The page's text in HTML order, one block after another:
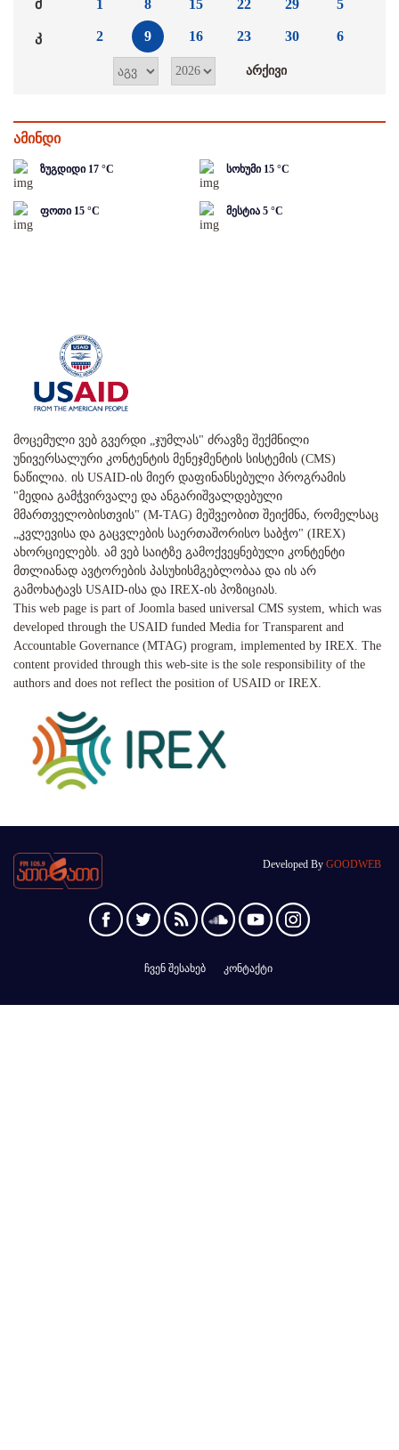
შ
კ
1
2
8
9
15
16
22
23
29
30
5
6
ამინდი
ზუგდიდი 17 °C სოხუმი 15 °C
ფოთი 15 °C მესტია 5 °C
მოცემული ვებ გვერდი „ჯუმლას" ძრავზე შექმნილი
უნივერსალური კონტენტის მენეჯმენტის სისტემის (CMS)
ნაწილია. ის USAID-ის მიერ დაფინანსებული პროგრამის
"მედია გამჭვირვალე და ანგარიშვალდებული
მმართველობისთვის" (M-TAG) მეშვეობით შეიქმნა, რომელსაც
„კვლევისა და გაცვლების საერთაშორისო საბჭო" (IREX)
ახორციელებს. ამ ვებ საიტზე გამოქვეყნებული კონტენტი
მთლიანად ავტორების პასუხისმგებლობაა და ის არ
გამოხატავს USAID-ისა და IREX-ის პოზიციას.
This web page is part of Joomla based universal CMS system, which was
developed through the USAID funded Media for Transparent and
Accountable Governance (MTAG) program, implemented by IREX. The
content provided through this web-site is the sole responsibility of the
authors and does not reflect the position of USAID or IREX.
Developed By GOODWEB
ჩვენ შესახებ კონტაქტი